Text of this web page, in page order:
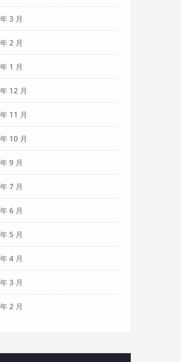
3 月
2 月
1 月
12 月
11 月
10 月
9 月
7 月
6 月
5 月
4 月
3 月
2 月